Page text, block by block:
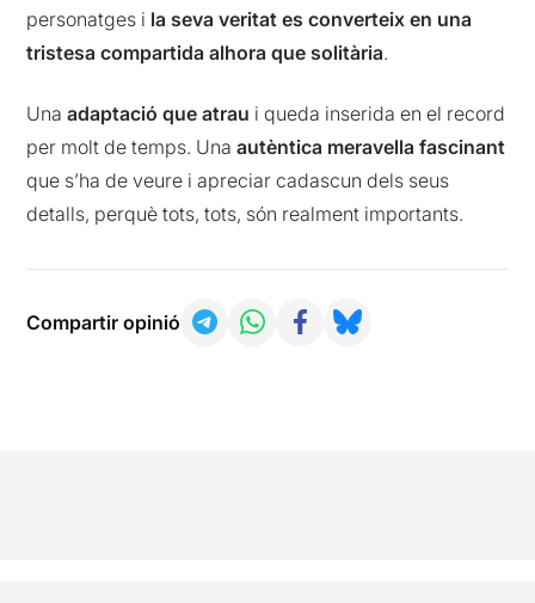
personatges i la seva veritat es converteix en una
tristesa compartida alhora que solitària.
Unaadaptació que atrau i queda inserida en el record
per molt de temps. Unaautèntica meravella fascinant
que s’ha de veure i apreciar cadascun dels seus
detalls, perquè tots, tots, són realment importants.
Compartir opinió